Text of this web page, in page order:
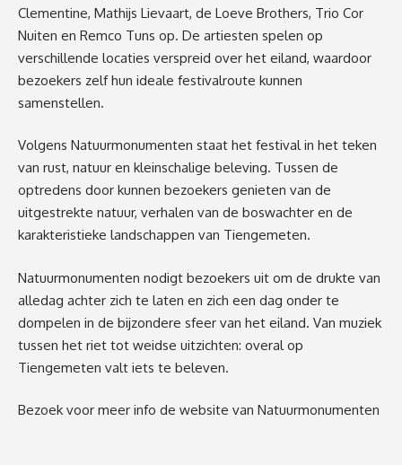
Clementine, Mathijs Lievaart, de Loeve Brothers, Trio Cor
Nuiten en Remco Tuns op. De artiesten spelen op
verschillende locaties verspreid over het eiland, waardoor
bezoekers zelf hun ideale festivalroute kunnen
samenstellen.
Volgens Natuurmonumenten staat het festival in het teken
van rust, natuur en kleinschalige beleving. Tussen de
optredens door kunnen bezoekers genieten van de
uitgestrekte natuur, verhalen van de boswachter en de
karakteristieke landschappen van Tiengemeten.
Natuurmonumenten nodigt bezoekers uit om de drukte van
alledag achter zich te laten en zich een dag onder te
dompelen in de bijzondere sfeer van het eiland. Van muziek
tussen het riet tot weidse uitzichten: overal op
Tiengemeten valt iets te beleven.
Bezoek voor meer info de website van Natuurmonumenten